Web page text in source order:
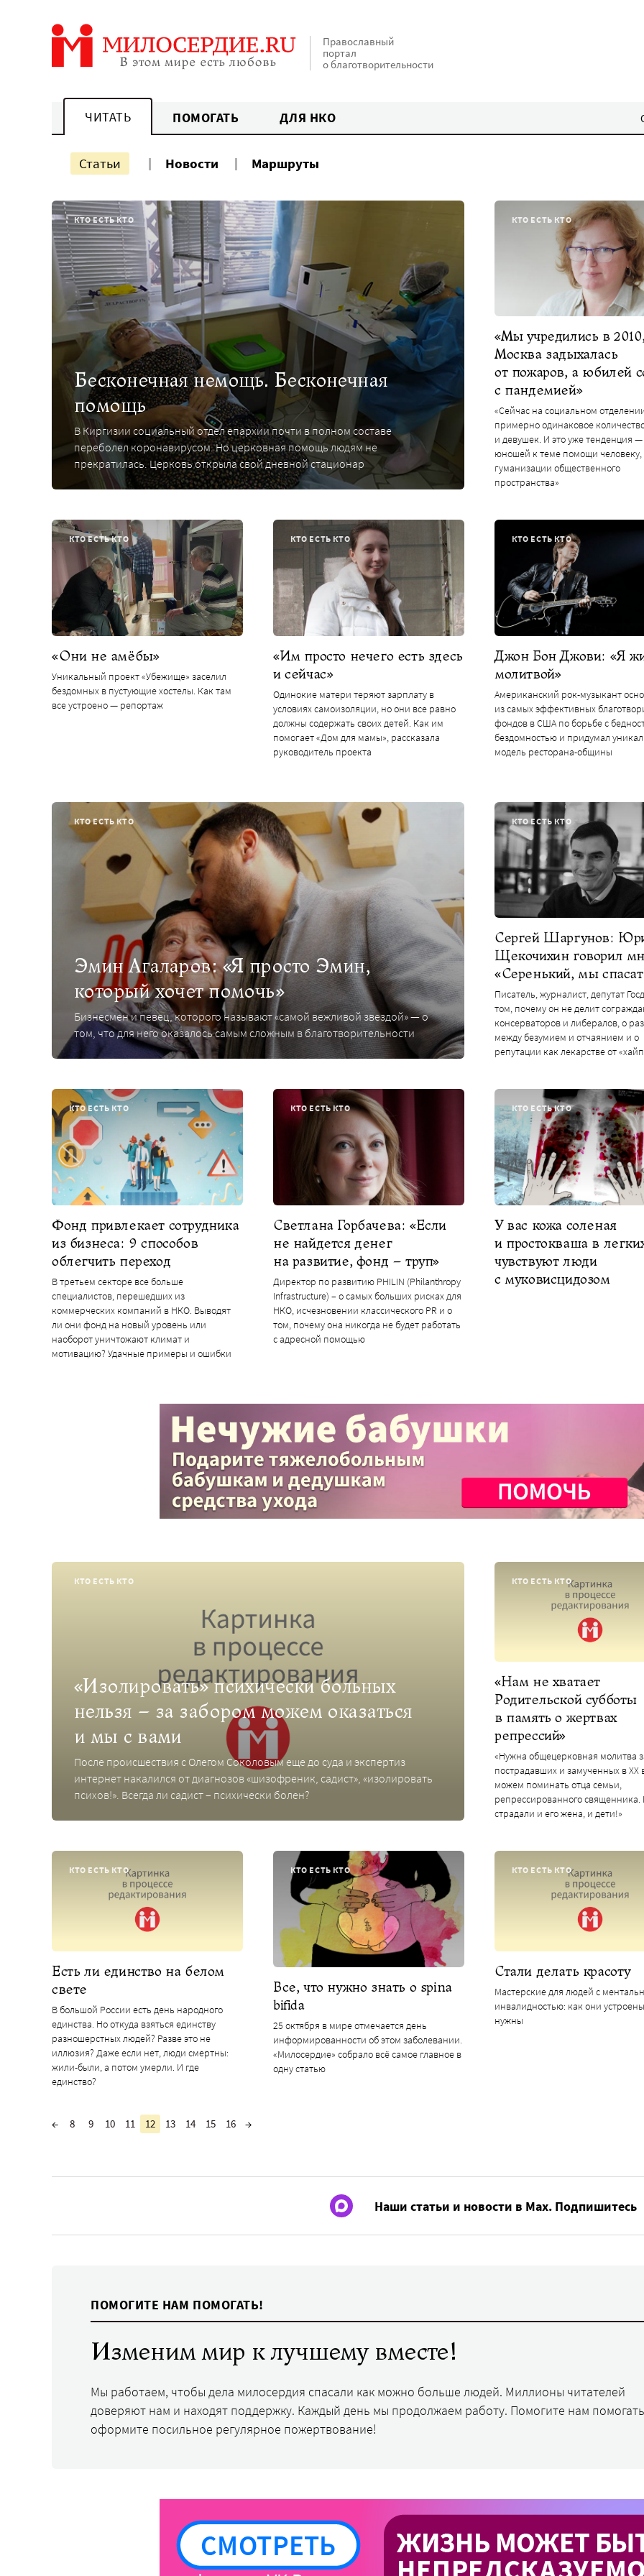
Православный
портал
о благотворительности
ЧИТАТЬ ПОМОГАТЬ ДЛЯ НКО
Статьи Новости Маршруты
КТО ЕСТЬ КТО
Бесконечная немощь. Бесконечная
помощь
В Киргизии социальный отдел епархии почти в полном составе
переболел коронавирусом. Но церковная помощь людям не
прекратилась. Церковь открыла свой дневной стационар
КТО ЕСТЬ КТО
«Мы учредились в
Москва задыхалась
от пожаров, а юбилей
с пандемией»
«Сейчас на социальном
примерно одинаковое
и девушек. И это уже тенденция
юношей к теме помощи человеку,
гуманизации общественного
пространства»
КТО ЕСТЬ КТО
«Они не амёбы»
Уникальный проект «Убежище» заселил
бездомных в пустующие хостелы. Как там
все устроено — репортаж
КТО ЕСТЬ КТО
«Им просто нечего есть здесь
и сейчас»
Одинокие матери теряют зарплату в
условиях самоизоляции, но они все равно
должны содержать своих детей. Как им
помогает «Дом для мамы», рассказала
руководитель проекта
КТО ЕСТЬ КТО
Джон Бон Джови: «Я
молитвой»
Американский рок-музыкант
из самых эффективных
фондов в США по борьбе с
бездомностью и придумал
модель ресторана-общины
КТО ЕСТЬ КТО
Эмин Агаларов: «Я просто Эмин,
который хочет помочь»
Бизнесмен и певец, которого называют «самой вежливой звездой» — о
том, что для него оказалось самым сложным в благотворительности
КТО ЕСТЬ КТО
Сергей Шаргунов:
Щекочихин говорил
«Серенький, мы
Писатель, журналист, депутат
том, почему он не делит
консерваторов и либералов, о
между безумием и отчаянием и о
репутации как лекарстве от
КТО ЕСТЬ КТО
Фонд привлекает сотрудника
из бизнеса: 9 способов
облегчить переход
В третьем секторе все больше
специалистов, перешедших из
коммерческих компаний в НКО. Выводят
ли они фонд на новый уровень или
наоборот уничтожают климат и
мотивацию? Удачные примеры и ошибки
КТО ЕСТЬ КТО
Светлана Горбачева: «Если
не найдется денег
на развитие, фонд – труп»
Директор по развитию PHILIN (Philanthropy
Infrastructure) – о самых больших рисках для
НКО, исчезновении классического PR и о
том, почему она никогда не будет работать
с адресной помощью
КТО ЕСТЬ КТО
У вас кожа соленая
и простокваша в
чувствуют люди
с муковисцидозом
КТО ЕСТЬ КТО
«Изолировать» психически больных
нельзя – за забором можем оказаться
и мы с вами
После происшествия с Олегом Соколовым еще до суда и экспертиз
интернет накалился от диагнозов «шизофреник, садист», «изолировать
психов!». Всегда ли садист – психически болен?
КТО ЕСТЬ КТО
«Нам не хватает
Родительской субботы
в память о жертвах
репрессий»
«Нужна общецерковная молитва
пострадавших и замученных в ХХ
можем поминать отца семьи,
репрессированного священника.
страдали и его жена, и дети!»
КТО ЕСТЬ КТО
Есть ли единство на белом
свете
В большой России есть день народного
единства. Но откуда взяться единству
разношерстных людей? Разве это не
иллюзия? Даже если нет, люди смертны:
жили-были, а потом умерли. И где
единство?
КТО ЕСТЬ КТО
Все, что нужно знать о spina
bifida
25 октября в мире отмечается день
информированности об этом заболевании.
«Милосердие» собрало всё самое главное в
одну статью
КТО ЕСТЬ КТО
Стали делать красоту
Мастерские для людей с
инвалидностью: как они
нужны
← 8 9 10 11 12 13 14 15 16 →
Наши статьи и новости в Max. Подпишитесь
ПОМОГИТЕ НАМ ПОМОГАТЬ!
Изменим мир к лучшему вместе!
Мы работаем, чтобы дела милосердия спасали как можно больше людей. Миллионы читателей
доверяют нам и находят поддержку. Каждый день мы продолжаем работу. Помогите нам
оформите посильное регулярное пожертвование!